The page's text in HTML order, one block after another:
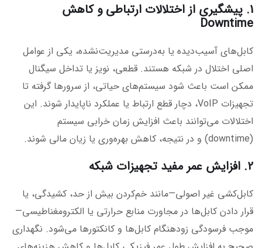
1. پیشگیری از اختلالات ارتباطی و کاهش
Downtime
کابل‌های آسیب‌دیده یا به‌درستی مدیریت‌نشده، یکی از عوامل
اصلی اختلال در شبکه هستند. قطعی، نویز یا تداخل سیگنال
ممکن است باعث شود سیستم‌های حیاتی، از سرورها گرفته تا
تجهیزات VoIP، دچار قطع ارتباط یا عملکرد ناپایدار شوند. این
اختلالات می‌توانند باعث افزایش زمان خرابی سیستم
(downtime) و در نتیجه، کاهش بهره‌وری یا زیان مالی شوند.
2. افزایش عمر مفید تجهیزات شبکه
کابل‌کشی غیر اصولی—مانند خم‌کردن بیش از حد، کشیدگی، یا
قرار دادن کابل‌ها در مجاورت منابع حرارتی یا الکترومغناطیسی—
موجب فرسودگی زودهنگام کابل‌ها و کانکتورها می‌شود. نگهداری